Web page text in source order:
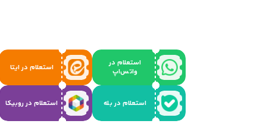
استعلام در
واتس‌اپ
استعلام در ایتا
استعلام در بله استعلام در روبیکا